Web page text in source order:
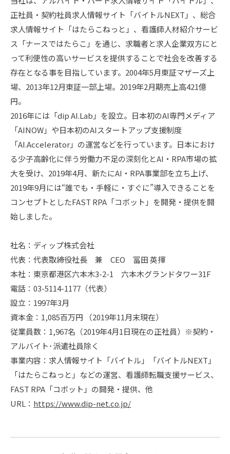
正社員・契約社員求人情報サイト「バイトルNEXT」、総合
求人情報サイト「はたらこねっと」、看護師人材紹介サービ
ス「ナースではたらこ」を通じ、求職者と求人企業双方にと
って利便性の高いサービスを提供することで社会を改善する
存在となる事を目指しています。2004年5月東証マザーズ上
場、2013年12月東証一部上場。2019年2月期売上高421億
円。
2016年には「dip AI.Lab」を設立。日本初のAI専門メディア
「AINOW」や日本初のAIスタートアップ支援制度
「AI.Accelerator」の運営などを行っています。日本におけ
る少子高齢化に伴う労働力不足の深刻化とAI・RPA市場の拡
大を受け、2019年4月、新たにAI・RPA事業部を立ち上げ、
2019年9月には“誰でも・手軽に・すぐに”導入できることを
コンセプトとしたFAST RPA「コボット」を開発・提供を開
始しました。
社名：ディップ株式会社
代表：代表取締役社長 兼 CEO 冨田 英揮
本社：東京都港区六本木3-2-1 六本木グランドタワー31F
電話：03-5114-1177（代表）
設立：1997年3月
資本金：1,085百万円 （2019年11月末現在）
従業員数：1,967名（2019年4月1日現在の正社員）※契約・
アルバイト･派遣社員除く
事業内容：求人情報サイト「バイトル」「バイトルNEXT」
「はたらこねっと」などの運営、看護師転職支援サービス、
FAST RPA「コボット」の開発・提供、他
URL： https://www.dip-net.co.jp/